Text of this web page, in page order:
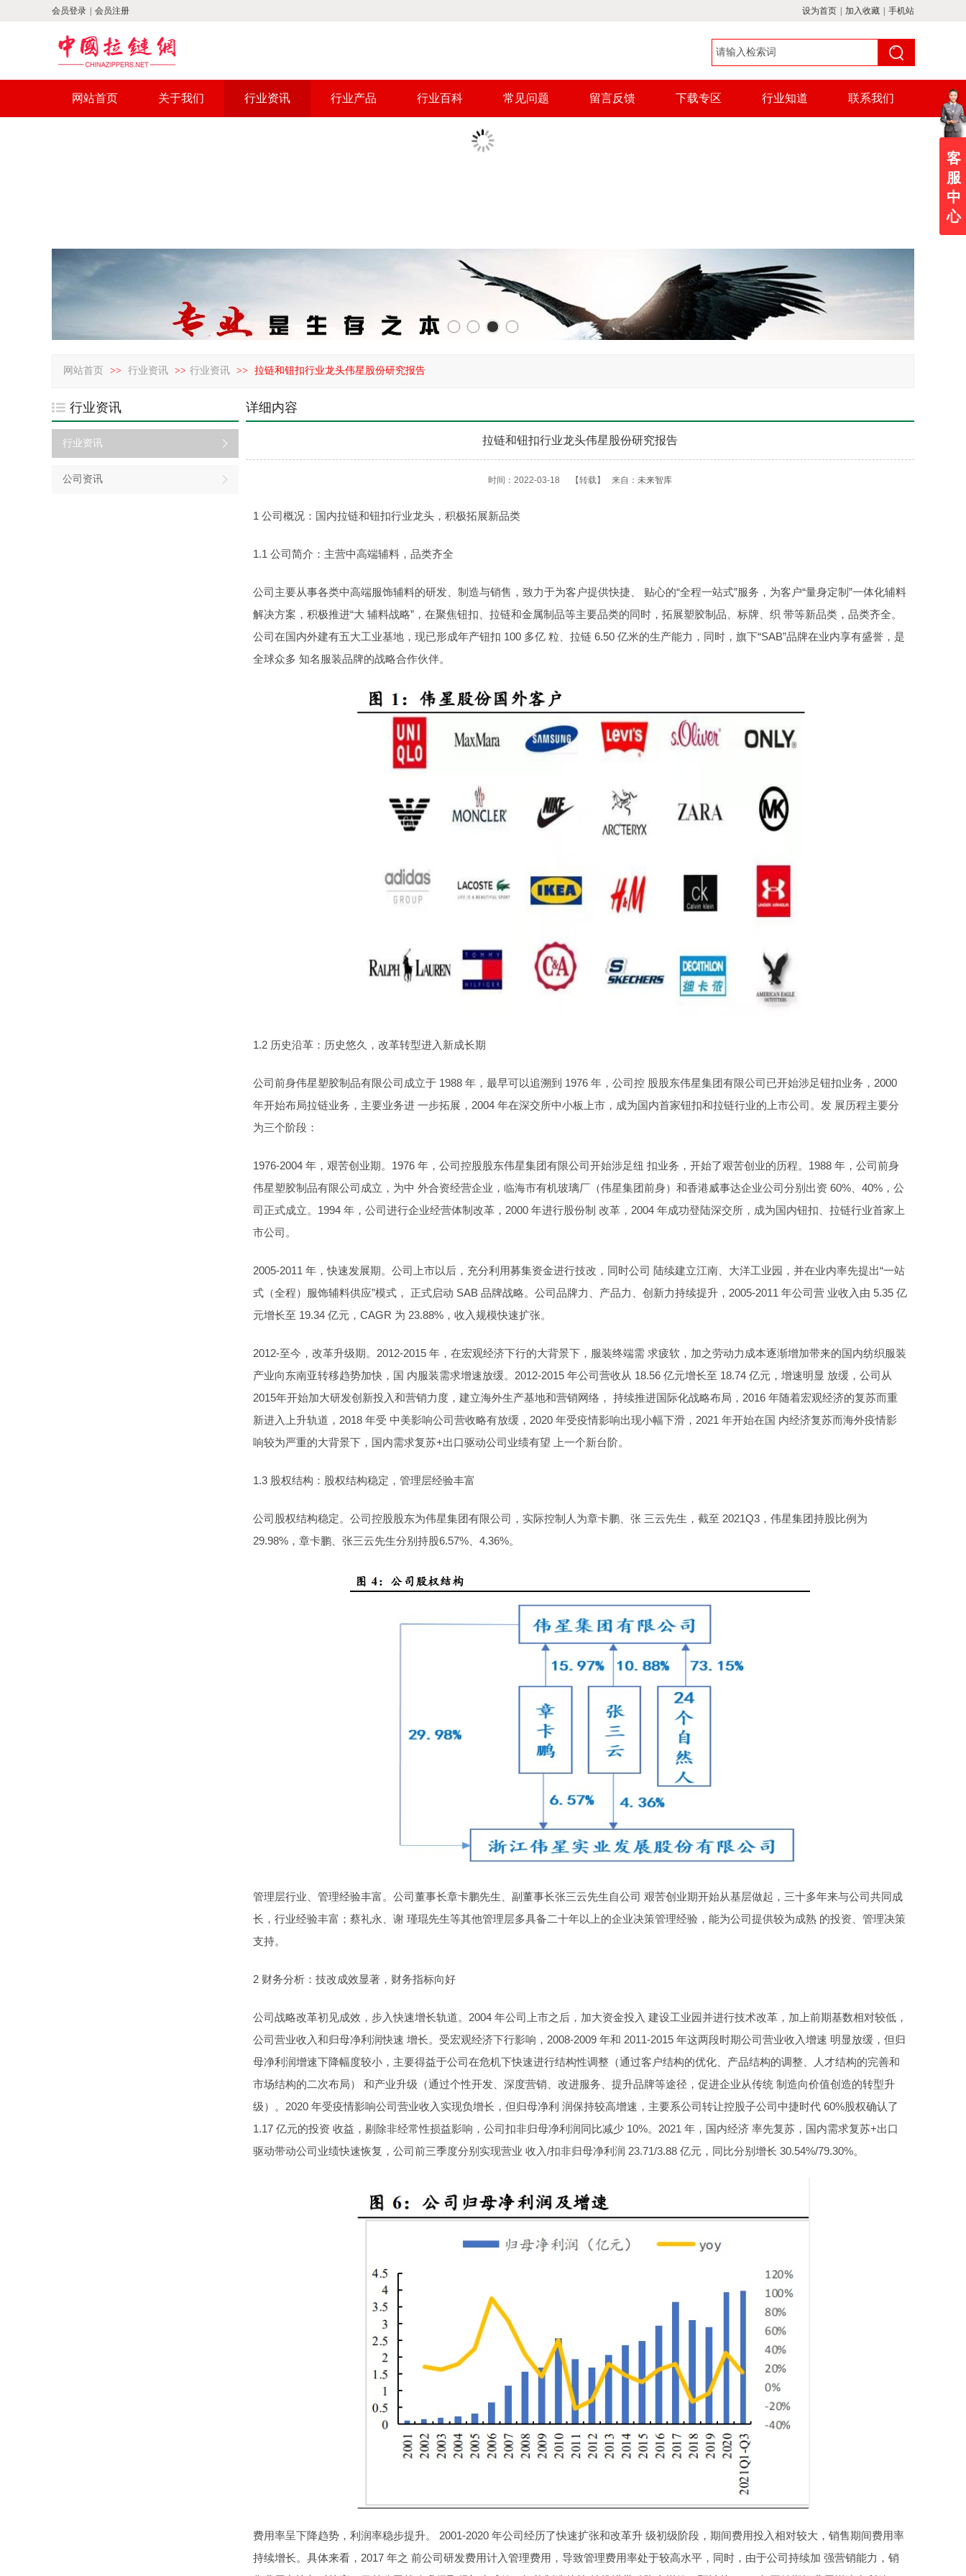
会员登录 会员注册 设为首页 加入收藏 手机站
网站首页 关于我们 行业资讯 行业产品 行业百科 常见问题 留言反馈 下载专区 行业知道 联系我们
网站首页 >> 行业资讯 >> 行业资讯 >> 拉链和钮扣行业龙头伟星股份研究报告
行业资讯
行业资讯
公司资讯
详细内容
拉链和钮扣行业龙头伟星股份研究报告
时间：2022-03-18 【转载】 来自： 未来智库
1 公司概况：国内拉链和钮扣行业龙头，积极拓展新品类
1.1 公司简介：主营中高端辅料，品类齐全
公司主要从事各类中高端服饰辅料的研发、制造与销售，致力于为客户提供快捷、 贴心的“全程一站式”服务，为客户“量身定制”一体化辅料
解决方案，积极推进“大 辅料战略”，在聚焦钮扣、拉链和金属制品等主要品类的同时，拓展塑胶制品、标牌、织 带等新品类，品类齐全。
公司在国内外建有五大工业基地，现已形成年产钮扣 100 多亿 粒、拉链 6.50 亿米的生产能力，同时，旗下“SAB”品牌在业内享有盛誉，是
全球众多 知名服装品牌的战略合作伙伴。
1.2 历史沿革：历史悠久，改革转型进入新成长期
公司前身伟星塑胶制品有限公司成立于 1988 年，最早可以追溯到 1976 年，公司控 股股东伟星集团有限公司已开始涉足钮扣业务，2000
年开始布局拉链业务，主要业务进 一步拓展，2004 年在深交所中小板上市，成为国内首家钮扣和拉链行业的上市公司。发 展历程主要分
为三个阶段：
1976-2004 年，艰苦创业期。1976 年，公司控股股东伟星集团有限公司开始涉足纽 扣业务，开始了艰苦创业的历程。1988 年，公司前身
伟星塑胶制品有限公司成立，为中 外合资经营企业，临海市有机玻璃厂（伟星集团前身）和香港威事达企业公司分别出资 60%、40%，公
司正式成立。1994 年，公司进行企业经营体制改革，2000 年进行股份制 改革，2004 年成功登陆深交所，成为国内钮扣、拉链行业首家上
市公司。
2005-2011 年，快速发展期。公司上市以后，充分利用募集资金进行技改，同时公司 陆续建立江南、大洋工业园，并在业内率先提出“一站
式（全程）服饰辅料供应”模式， 正式启动 SAB 品牌战略。公司品牌力、产品力、创新力持续提升，2005-2011 年公司营 业收入由 5.35 亿
元增长至 19.34 亿元，CAGR 为 23.88%，收入规模快速扩张。
2012-至今，改革升级期。2012-2015 年，在宏观经济下行的大背景下，服装终端需 求疲软，加之劳动力成本逐渐增加带来的国内纺织服装
产业向东南亚转移趋势加快，国 内服装需求增速放缓。2012-2015 年公司营收从 18.56 亿元增长至 18.74 亿元，增速明显 放缓，公司从
2015年开始加大研发创新投入和营销力度，建立海外生产基地和营销网络， 持续推进国际化战略布局，2016 年随着宏观经济的复苏而重
新进入上升轨道，2018 年受 中美影响公司营收略有放缓，2020 年受疫情影响出现小幅下滑，2021 年开始在国 内经济复苏而海外疫情影
响较为严重的大背景下，国内需求复苏+出口驱动公司业绩有望 上一个新台阶。
1.3 股权结构：股权结构稳定，管理层经验丰富
公司股权结构稳定。公司控股股东为伟星集团有限公司，实际控制人为章卡鹏、张 三云先生，截至 2021Q3，伟星集团持股比例为
29.98%，章卡鹏、张三云先生分别持股6.57%、4.36%。
管理层行业、管理经验丰富。公司董事长章卡鹏先生、副董事长张三云先生自公司 艰苦创业期开始从基层做起，三十多年来与公司共同成
长，行业经验丰富；蔡礼永、谢 瑾琨先生等其他管理层多具备二十年以上的企业决策管理经验，能为公司提供较为成熟 的投资、管理决策
支持。
2 财务分析：技改成效显著，财务指标向好
公司战略改革初见成效，步入快速增长轨道。2004 年公司上市之后，加大资金投入 建设工业园并进行技术改革，加上前期基数相对较低，
公司营业收入和归母净利润快速 增长。受宏观经济下行影响，2008-2009 年和 2011-2015 年这两段时期公司营业收入增速 明显放缓，但归
母净利润增速下降幅度较小，主要得益于公司在危机下快速进行结构性调整（通过客户结构的优化、产品结构的调整、人才结构的完善和
市场结构的二次布局） 和产业升级（通过个性开发、深度营销、改进服务、提升品牌等途径，促进企业从传统 制造向价值创造的转型升
级）。2020 年受疫情影响公司营业收入实现负增长，但归母净利 润保持较高增速，主要系公司转让控股子公司中捷时代 60%股权确认了
1.17 亿元的投资 收益，剔除非经常性损益影响，公司扣非归母净利润同比减少 10%。2021 年，国内经济 率先复苏，国内需求复苏+出口
驱动带动公司业绩快速恢复，公司前三季度分别实现营业 收入/扣非归母净利润 23.71/3.88 亿元，同比分别增长 30.54%/79.30%。
费用率呈下降趋势，利润率稳步提升。 2001-2020 年公司经历了快速扩张和改革升 级初级阶段，期间费用投入相对较大，销售期间费用率
持续增长。具体来看，2017 年之 前公司研发费用计入管理费用，导致管理费用率处于较高水平，同时，由于公司持续加 强营销能力，销
客
服
中
心